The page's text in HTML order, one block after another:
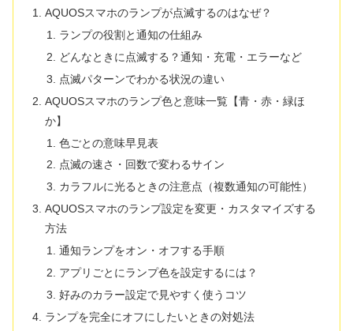
AQUOSスマホのランプが点滅するのはなぜ？
ランプの役割と通知の仕組み
どんなときに点滅する？通知・充電・エラーなど
点滅パターンでわかる状況の違い
AQUOSスマホのランプ色と意味一覧【青・赤・緑ほ
か】
色ごとの意味早見表
点滅の速さ・回数で変わるサイン
カラフルに光るときの注意点（複数通知の可能性）
AQUOSスマホのランプ設定を変更・カスタマイズする
方法
通知ランプをオン・オフする手順
アプリごとにランプ色を設定するには？
好みのカラー設定で見やすく使うコツ
ランプを完全にオフにしたいときの対処法